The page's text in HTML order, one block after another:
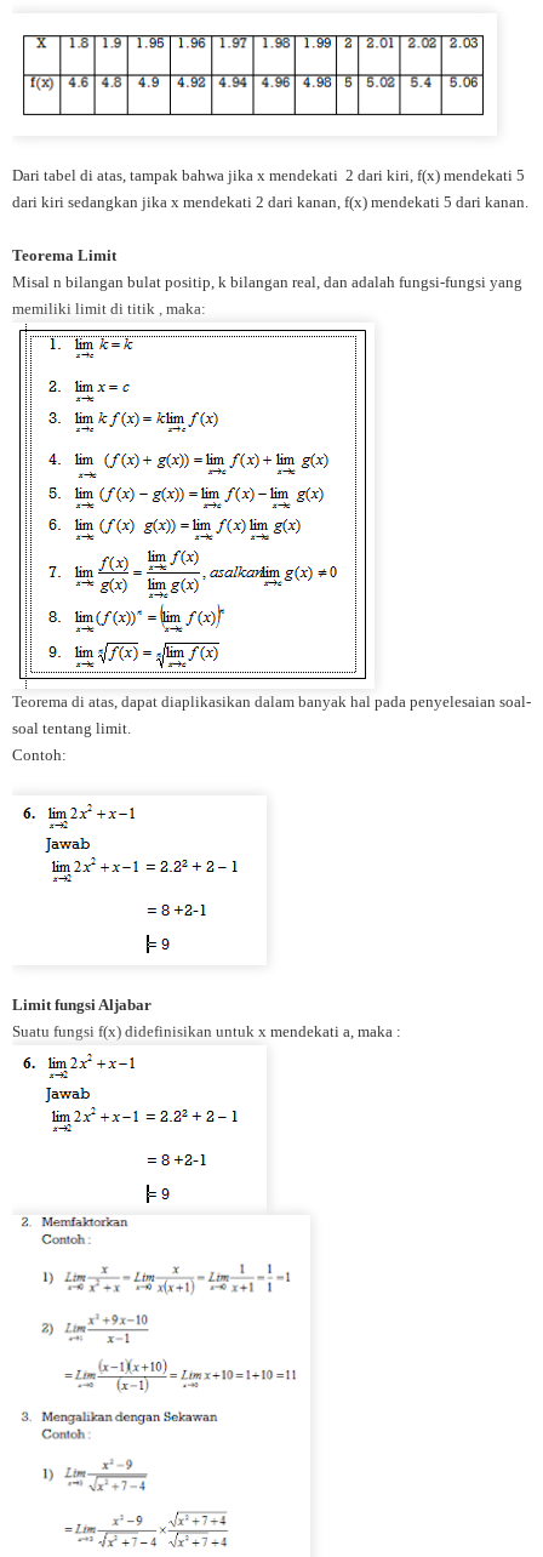
Dari tabel di atas, tampak bahwa jika x mendekati 2 dari kiri, f(x) mendekati 5
dari kiri sedangkan jika x mendekati 2 dari kanan, f(x) mendekati 5 dari kanan.
Teorema Limit
Misal n bilangan bulat positip, k bilangan real, dan adalah fungsi-fungsi yang
memiliki limit di titik , maka:
Teorema di atas, dapat diaplikasikan dalam banyak hal pada penyelesaian soal-
soal tentang limit.
Contoh:
Limit fungsi Aljabar
Suatu fungsi f(x) didefinisikan untuk x mendekati a, maka :